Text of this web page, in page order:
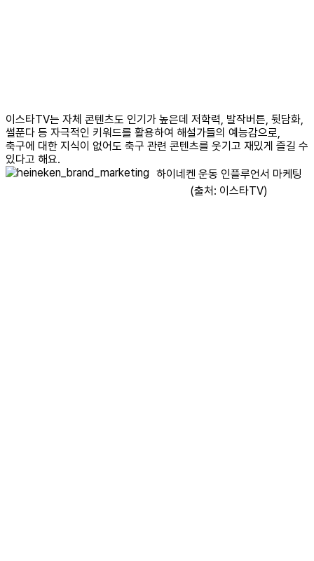
이스타TV는 자체 콘텐츠도 인기가 높은데 저학력, 발작버튼, 뒷담화,
썰푼다 등 자극적인 키워드를 활용하여 해설가들의 예능감으로,
축구에 대한 지식이 없어도 축구 관련 콘텐츠를 웃기고 재밌게 즐길 수
있다고 해요.
하이네켄 운동 인플루언서 마케팅
(출처: 이스타TV)